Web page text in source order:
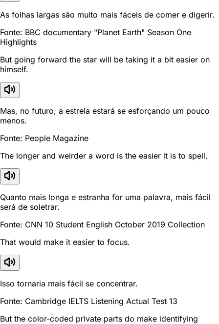
As folhas largas são muito mais fáceis de comer e digerir.
Fonte: BBC documentary "Planet Earth" Season One
Highlights
But going forward the star will be taking it a bit easier on
himself.
Mas, no futuro, a estrela estará se esforçando um pouco
menos.
Fonte: People Magazine
The longer and weirder a word is the easier it is to spell.
Quanto mais longa e estranha for uma palavra, mais fácil
será de soletrar.
Fonte: CNN 10 Student English October 2019 Collection
That would make it easier to focus.
Isso tornaria mais fácil se concentrar.
Fonte: Cambridge IELTS Listening Actual Test 13
But the color-coded private parts do make identifying